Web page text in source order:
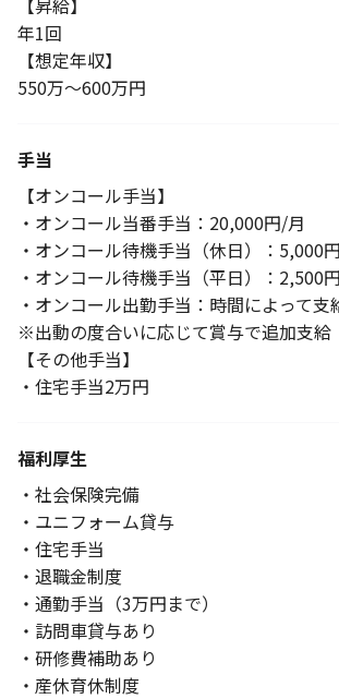
【昇給】
年1回
【想定年収】
550万～600万円
手当
【オンコール手当】
・オンコール当番手当：20,000円/月
・オンコール待機手当（休日）：5,000
・オンコール待機手当（平日）：2,500
・オンコール出勤手当：時間によって支
※出動の度合いに応じて賞与で追加支給
【その他手当】
・住宅手当2万円
福利厚生
・社会保険完備
・ユニフォーム貸与
・住宅手当
・退職金制度
・通勤手当（3万円まで）
・訪問車貸与あり
・研修費補助あり
・産休育休制度